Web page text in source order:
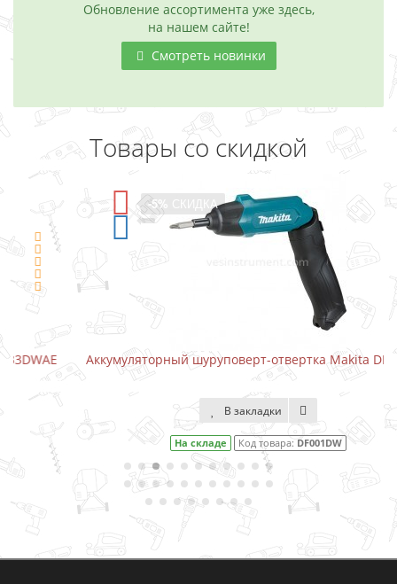
Обновление ассортимента уже здесь,
на нашем сайте!
Смотреть новинки
Товары со скидкой
-5% СКИДКА
Аккумуляторный шуруповерт-отвертка Makita DF001DW
В закладки
На складе Код товара: DF001DW